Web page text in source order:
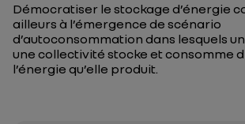
Démocratiser le stockage d’énergie
ailleurs à l’émergence de scénario
d’autoconsommation dans lesquels
une collectivité stocke et consomme
l’énergie qu’elle produit.